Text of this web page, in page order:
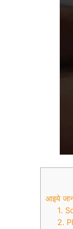
आइये
1.
2.